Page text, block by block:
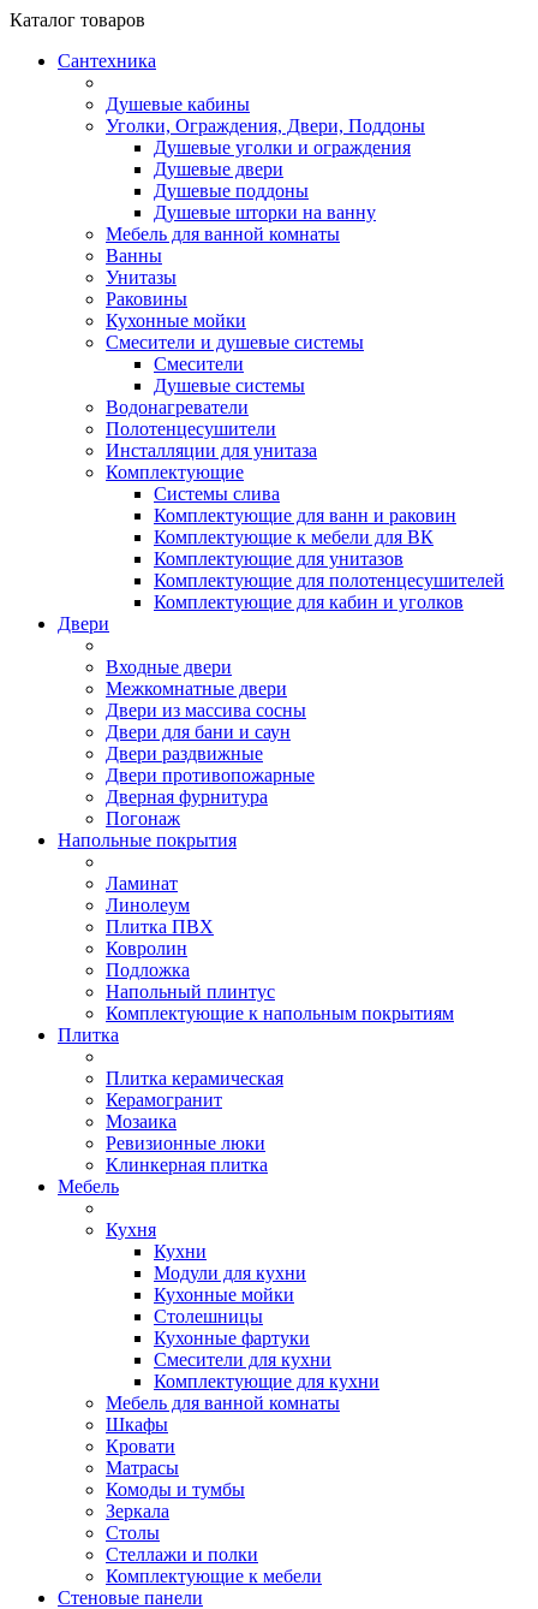
Каталог товаров
Сантехника
Душевые кабины
Уголки, Ограждения, Двери, Поддоны
Душевые уголки и ограждения
Душевые двери
Душевые поддоны
Душевые шторки на ванну
Мебель для ванной комнаты
Ванны
Унитазы
Раковины
Кухонные мойки
Смесители и душевые системы
Смесители
Душевые системы
Водонагреватели
Полотенцесушители
Инсталляции для унитаза
Комплектующие
Системы слива
Комплектующие для ванн и раковин
Комплектующие к мебели для ВК
Комплектующие для унитазов
Комплектующие для полотенцесушителей
Комплектующие для кабин и уголков
Двери
Входные двери
Межкомнатные двери
Двери из массива сосны
Двери для бани и саун
Двери раздвижные
Двери противопожарные
Дверная фурнитура
Погонаж
Напольные покрытия
Ламинат
Линолеум
Плитка ПВХ
Ковролин
Подложка
Напольный плинтус
Комплектующие к напольным покрытиям
Плитка
Плитка керамическая
Керамогранит
Мозаика
Ревизионные люки
Клинкерная плитка
Мебель
Кухня
Кухни
Модули для кухни
Кухонные мойки
Столешницы
Кухонные фартуки
Смесители для кухни
Комплектующие для кухни
Мебель для ванной комнаты
Шкафы
Кровати
Матрасы
Комоды и тумбы
Зеркала
Столы
Стеллажи и полки
Комплектующие к мебели
Стеновые панели